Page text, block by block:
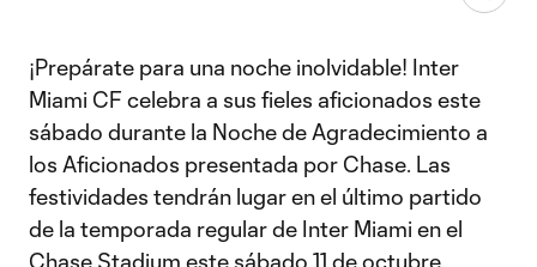
¡Prepárate para una noche inolvidable! Inter
Miami CF celebra a sus fieles aficionados este
sábado durante la Noche de Agradecimiento a
los Aficionados presentada por Chase. Las
festividades tendrán lugar en el último partido
de la temporada regular de Inter Miami en el
Chase Stadium este sábado 11 de octubre,